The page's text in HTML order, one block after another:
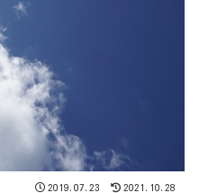
2019.07.23 2021.10.28